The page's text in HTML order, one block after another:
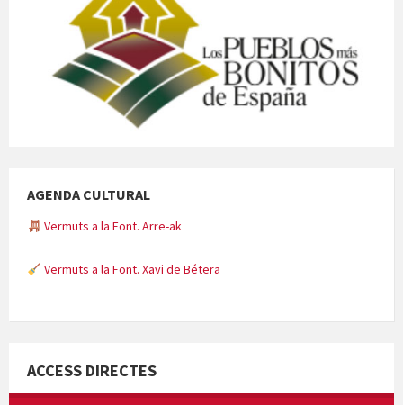
AGENDA CULTURAL
Vermuts a la Font. Arre-ak
Vermuts a la Font. Xavi de Bétera
ACCESS DIRECTES